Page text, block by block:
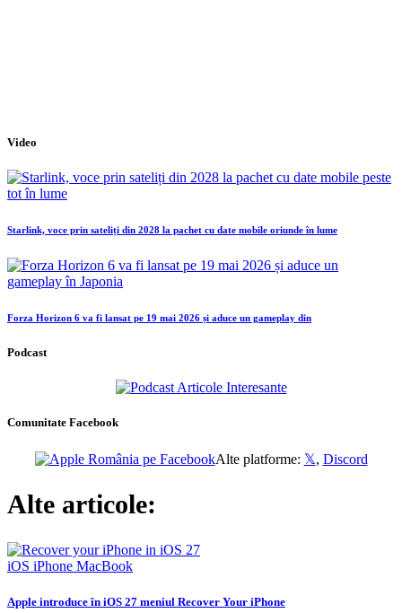
Video
Starlink, voce prin sateliți din 2028 la pachet cu date mobile oriunde în lume
Forza Horizon 6 va fi lansat pe 19 mai 2026 și aduce un gameplay din
Podcast
Comunitate Facebook
Alte platforme: 𝕏, Discord
Alte articole:
iOS iPhone MacBook
Apple introduce în iOS 27 meniul Recover Your iPhone